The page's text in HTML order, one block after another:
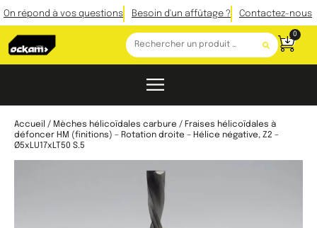
On répond à vos questions Besoin d'un affûtage ? Contactez-nous
0
Accueil / Mèches hélicoïdales carbure / Fraises hélicoïdales à
défoncer HM (finitions) – Rotation droite – Hélice négative, Z2 –
Ø5xLU17xLT50 S.5